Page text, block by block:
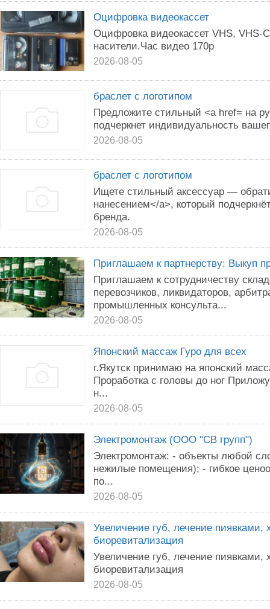
Оцифровка видеокассет
Оцифровка видеокассет VHS,
насители.Час видео 170р
2026-08-05
браслет с логотипом
Предложите стильный <a href= на
подчеркнет индивидуальность
2026-08-05
браслет с логотипом
Ищете стильный аксессуар —
нанесением</a>, который
бренда.
2026-08-05
Приглашаем к партнерству: Выкуп
Приглашаем к сотрудничеству
перевозчиков, ликвидаторов,
промышленных консульта...
2026-08-05
Японский массаж Гуро для всех
г.Якутск принимаю на японский
Проработка с головы до ног
н...
2026-08-05
Электромонтаж (ООО "СВ групп")
Электромонтаж: - объекты любой
нежилые помещения); - гибкое
по...
2026-08-05
Увеличение губ, лечение
биоревитализация
Увеличение губ, лечение
биоревитализация
2026-08-05